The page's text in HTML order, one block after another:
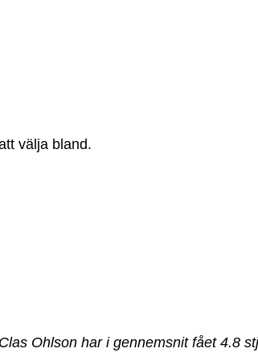
välja bland.
Ohlson har i gennemsnit fået 4.8